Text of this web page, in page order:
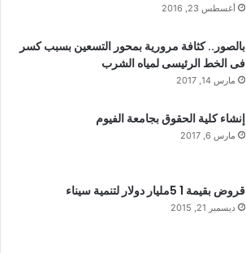
أغسطس 23, 2016
بالصور.. كثافة مرورية بمحور التسعين بسبب كسر
فى الخط الرئيسى لمياه الشرب
مارس 14, 2017
إنشاء كلية الحقوق بجامعة الفيوم
مارس 6, 2017
قروض بقيمة 1 5مليار دولار لتنمية سيناء
ديسمبر 21, 2015